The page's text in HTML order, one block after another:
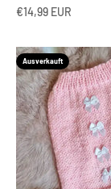
Angebot
€14,99 EUR
Ausverkauft